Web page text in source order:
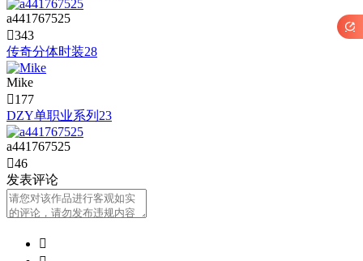
a441767525
343
传奇分体时装28
Mike
177
DZY单职业系列23
a441767525
46
发表评论

